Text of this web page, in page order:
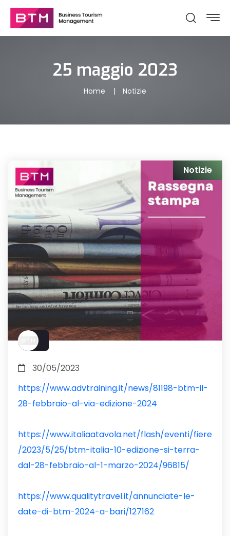
25 maggio 2023
Home Notizie
Notizie
30/05/2023
https://www.advtraining.it/news/81198-btm-il-
28-febbraio-al-via-edizione-2024
https://www.italiaatavola.net/flash/eventi/fiere
/2023/5/25/btm-italia-10-edizione-si-terra-
dal-28-febbraio-al-1-marzo-2024/96815/
https://www.qualitytravel.it/annunciate-le-
date-di-btm-2024-a-bari/127162